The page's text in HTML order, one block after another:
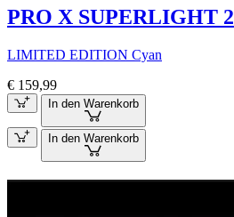
PRO X SUPERLIGHT 2
LIMITED EDITION Cyan
€ 159,99
In den Warenkorb
In den Warenkorb